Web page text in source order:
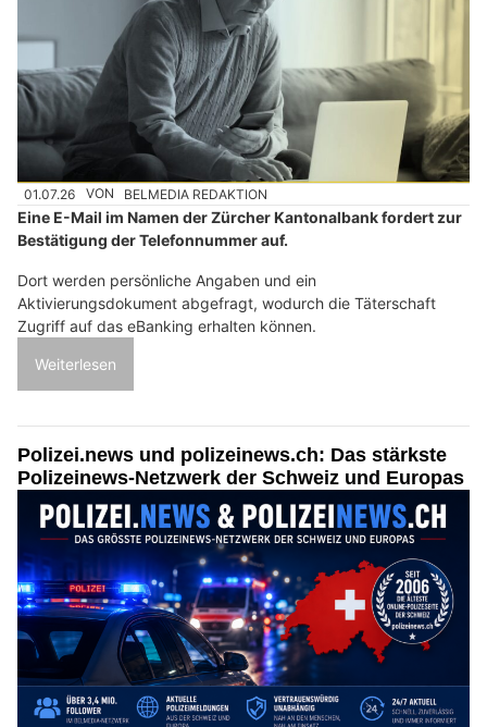
01.07.26 VON BELMEDIA REDAKTION
Eine E-Mail im Namen der Zürcher Kantonalbank fordert zur
Bestätigung der Telefonnummer auf.
Dort werden persönliche Angaben und ein
Aktivierungsdokument abgefragt, wodurch die Täterschaft
Zugriff auf das eBanking erhalten können.
Weiterlesen
Polizei.news und polizeinews.ch: Das stärkste
Polizeinews-Netzwerk der Schweiz und Europas